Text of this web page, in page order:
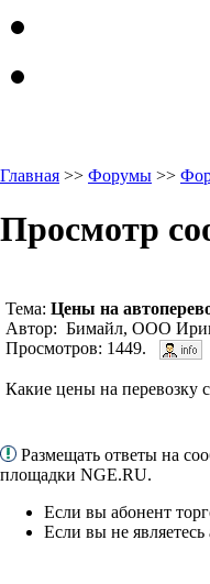
Главная >> Форумы >>
Просмотр
Тема: Цены на
Автор: Бимайл, ООО
Просмотров: 1449.
Какие цены на перевозку
Размещать ответы на
площадки NGE.RU.
Если вы абонент
Если вы не